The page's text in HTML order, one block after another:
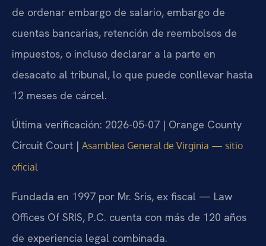
de ordenar embargo de salario, embargo de
cuentas bancarias, retención de reembolsos de
impuestos, o incluso declarar a la parte en
desacato al tribunal, lo que puede conllevar hasta
12 meses de cárcel.
Última verificación: 2026-05-07 | Orange County
Circuit Court | Asamblea General de Virginia — sitio
oficial
Fundada en 1997 por Mr. Sris, ex fiscal — Law
Offices Of SRIS, P.C. cuenta con más de 120 años
de experiencia legal combinada.